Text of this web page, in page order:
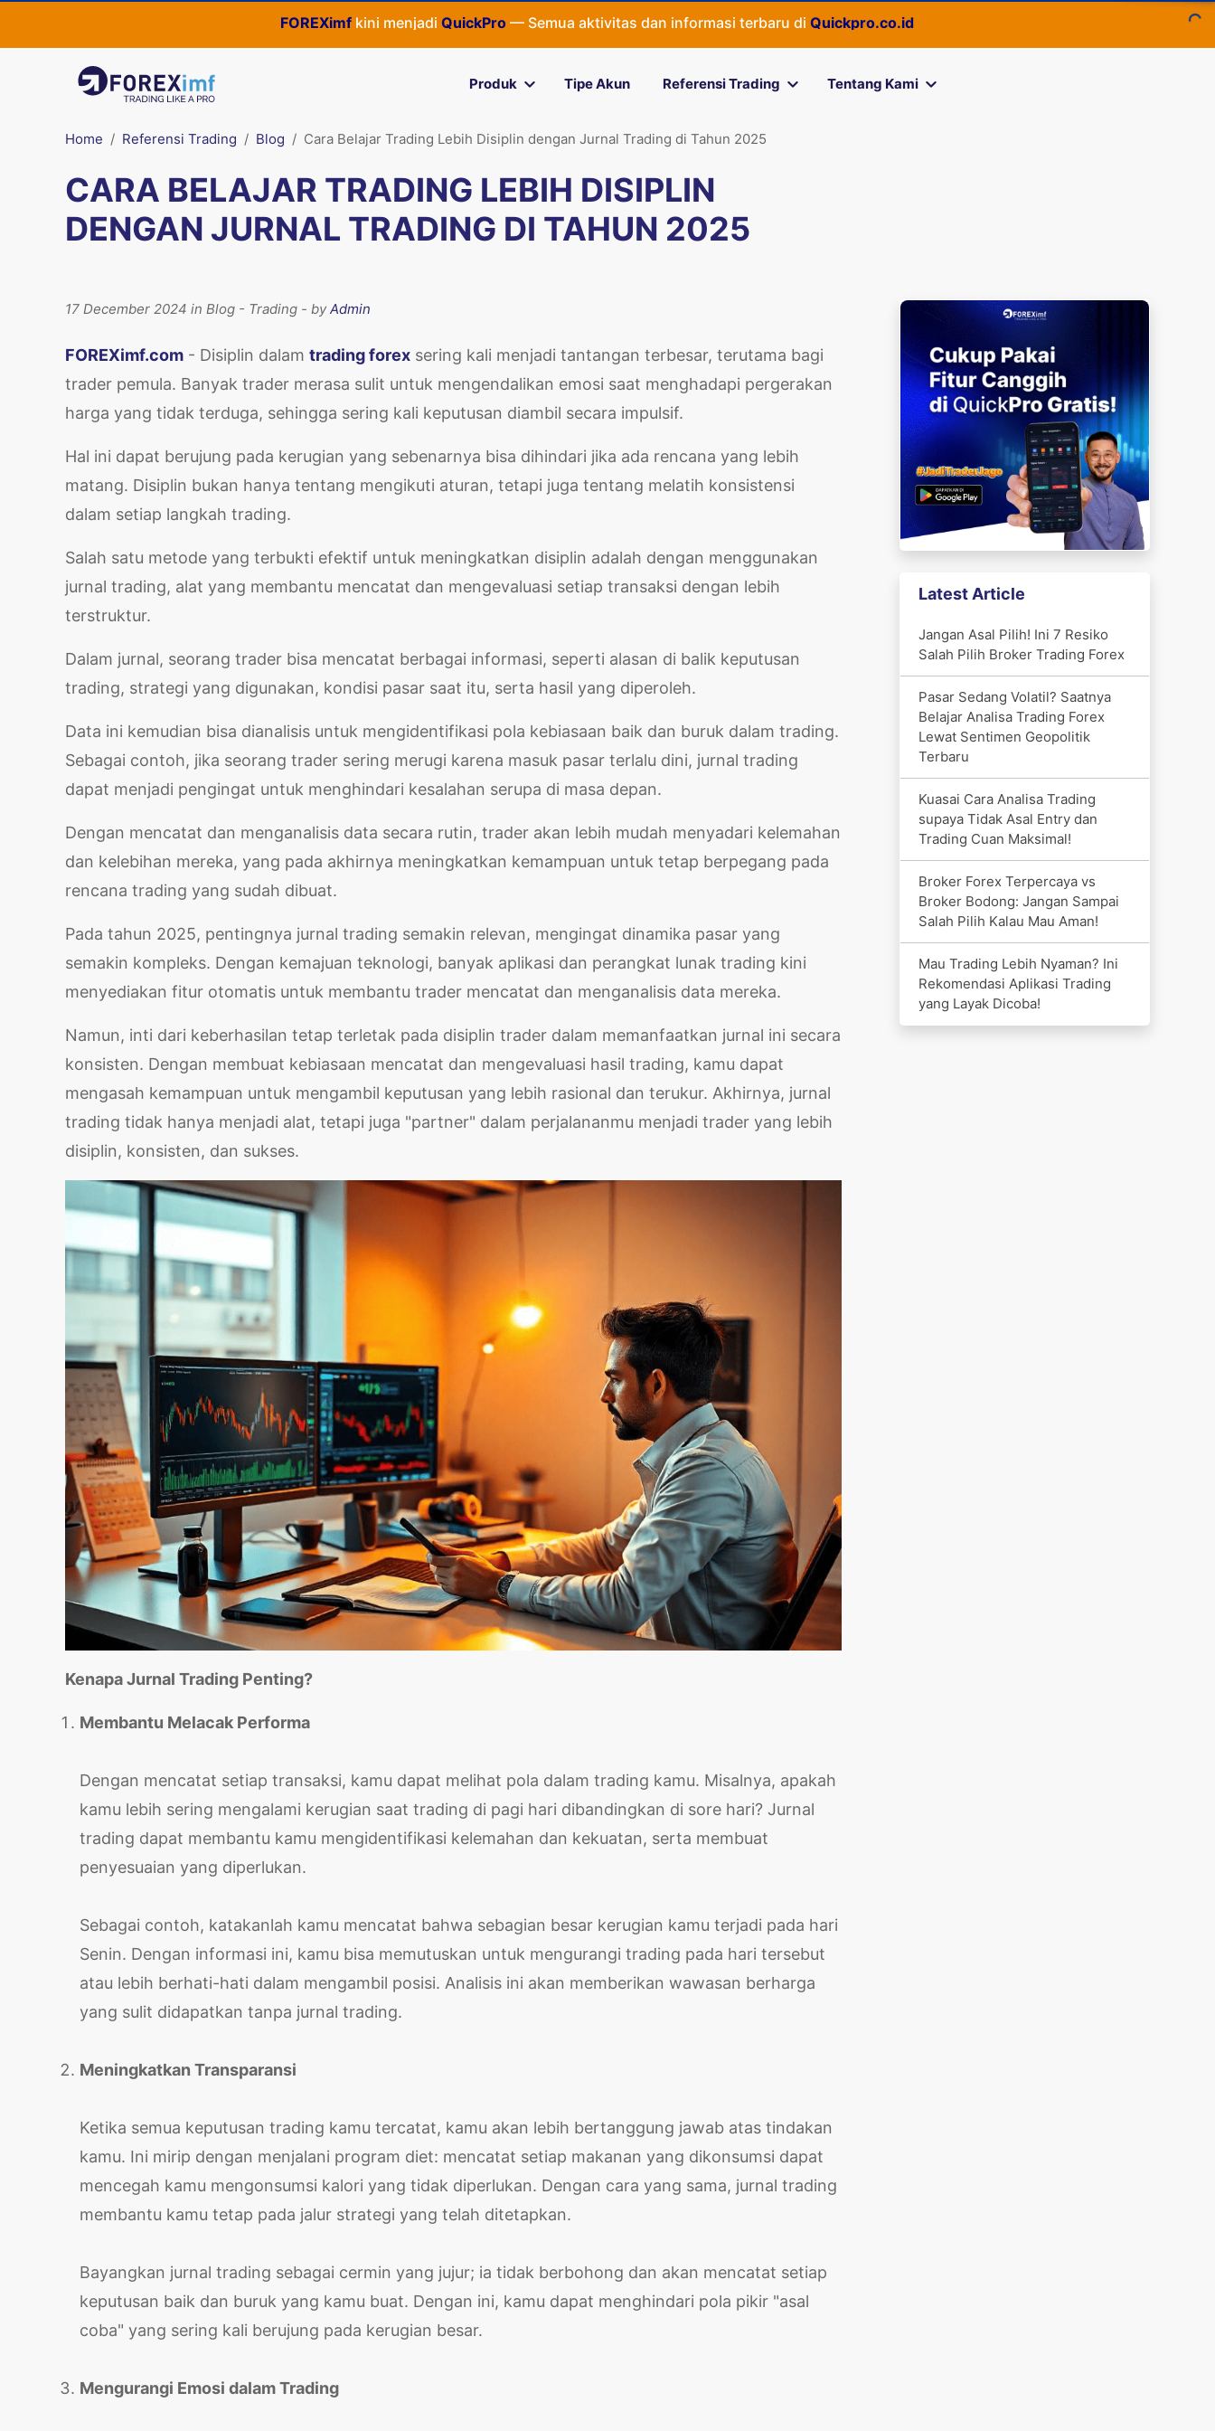
FOREXimfkini menjadi QuickPro— Semua aktivitas dan informasi terbaru diQuickpro.co.id
Produk Tipe Akun Referensi Trading Tentang Kami
Home Referensi Trading Blog Cara Belajar Trading Lebih Disiplin dengan Jurnal Trading di Tahun 2025
CARA BELAJAR TRADING LEBIH DISIPLIN
DENGAN JURNAL TRADING DI TAHUN 2025
17 December 2024 in Blog - Trading - byAdmin
FOREXimf.com - Disiplin dalam trading forex sering kali menjadi tantangan terbesar, terutama bagi
trader pemula. Banyak trader merasa sulit untuk mengendalikan emosi saat menghadapi pergerakan
harga yang tidak terduga, sehingga sering kali keputusan diambil secara impulsif.
Hal ini dapat berujung pada kerugian yang sebenarnya bisa dihindari jika ada rencana yang lebih
matang. Disiplin bukan hanya tentang mengikuti aturan, tetapi juga tentang melatih konsistensi
dalam setiap langkah trading.
Salah satu metode yang terbukti efektif untuk meningkatkan disiplin adalah dengan menggunakan
jurnal trading, alat yang membantu mencatat dan mengevaluasi setiap transaksi dengan lebih
terstruktur.
Dalam jurnal, seorang trader bisa mencatat berbagai informasi, seperti alasan di balik keputusan
trading, strategi yang digunakan, kondisi pasar saat itu, serta hasil yang diperoleh.
Data ini kemudian bisa dianalisis untuk mengidentifikasi pola kebiasaan baik dan buruk dalam trading.
Sebagai contoh, jika seorang trader sering merugi karena masuk pasar terlalu dini, jurnal trading
dapat menjadi pengingat untuk menghindari kesalahan serupa di masa depan.
Dengan mencatat dan menganalisis data secara rutin, trader akan lebih mudah menyadari kelemahan
dan kelebihan mereka, yang pada akhirnya meningkatkan kemampuan untuk tetap berpegang pada
rencana trading yang sudah dibuat.
Pada tahun 2025, pentingnya jurnal trading semakin relevan, mengingat dinamika pasar yang
semakin kompleks. Dengan kemajuan teknologi, banyak aplikasi dan perangkat lunak trading kini
menyediakan fitur otomatis untuk membantu trader mencatat dan menganalisis data mereka.
Namun, inti dari keberhasilan tetap terletak pada disiplin trader dalam memanfaatkan jurnal ini secara
konsisten. Dengan membuat kebiasaan mencatat dan mengevaluasi hasil trading, kamu dapat
mengasah kemampuan untuk mengambil keputusan yang lebih rasional dan terukur. Akhirnya, jurnal
trading tidak hanya menjadi alat, tetapi juga "partner" dalam perjalananmu menjadi trader yang lebih
disiplin, konsisten, dan sukses.
Kenapa Jurnal Trading Penting?
Membantu Melacak Performa
Dengan mencatat setiap transaksi, kamu dapat melihat pola dalam trading kamu. Misalnya, apakah
kamu lebih sering mengalami kerugian saat trading di pagi hari dibandingkan di sore hari? Jurnal
trading dapat membantu kamu mengidentifikasi kelemahan dan kekuatan, serta membuat
penyesuaian yang diperlukan.
Sebagai contoh, katakanlah kamu mencatat bahwa sebagian besar kerugian kamu terjadi pada hari
Senin. Dengan informasi ini, kamu bisa memutuskan untuk mengurangi trading pada hari tersebut
atau lebih berhati-hati dalam mengambil posisi. Analisis ini akan memberikan wawasan berharga
yang sulit didapatkan tanpa jurnal trading.
Meningkatkan Transparansi
Ketika semua keputusan trading kamu tercatat, kamu akan lebih bertanggung jawab atas tindakan
kamu. Ini mirip dengan menjalani program diet: mencatat setiap makanan yang dikonsumsi dapat
mencegah kamu mengonsumsi kalori yang tidak diperlukan. Dengan cara yang sama, jurnal trading
membantu kamu tetap pada jalur strategi yang telah ditetapkan.
Bayangkan jurnal trading sebagai cermin yang jujur; ia tidak berbohong dan akan mencatat setiap
keputusan baik dan buruk yang kamu buat. Dengan ini, kamu dapat menghindari pola pikir "asal
coba" yang sering kali berujung pada kerugian besar.
Mengurangi Emosi dalam Trading
Latest Article
Jangan Asal Pilih! Ini 7 Resiko
Salah Pilih Broker Trading Forex
Pasar Sedang Volatil? Saatnya
Belajar Analisa Trading Forex
Lewat Sentimen Geopolitik
Terbaru
Kuasai Cara Analisa Trading
supaya Tidak Asal Entry dan
Trading Cuan Maksimal!
Broker Forex Terpercaya vs
Broker Bodong: Jangan Sampai
Salah Pilih Kalau Mau Aman!
Mau Trading Lebih Nyaman? Ini
Rekomendasi Aplikasi Trading
yang Layak Dicoba!